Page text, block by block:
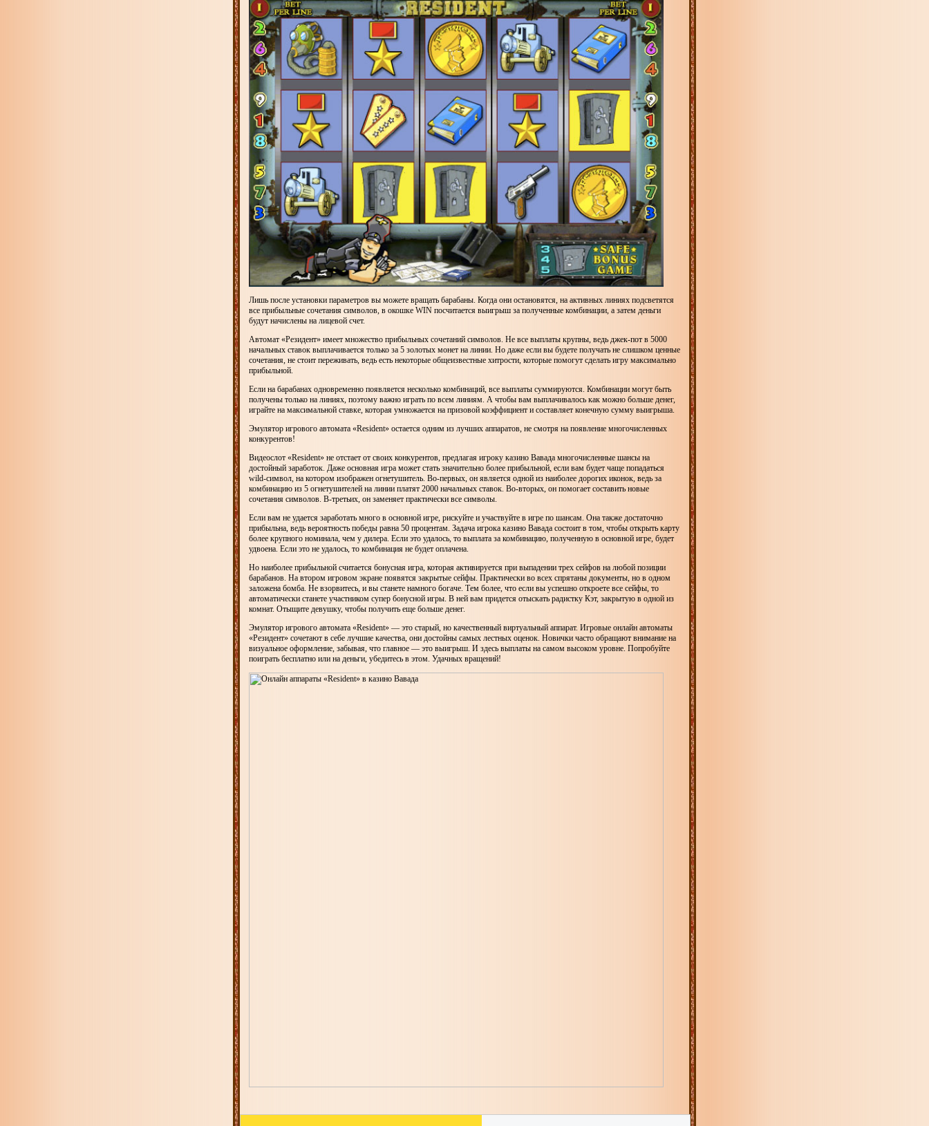
Лишь после установки параметров вы можете вращать барабаны. Когда они остановятся, на активных линиях подсветятся
все прибыльные сочетания символов, в окошке WIN посчитается выигрыш за полученные комбинации, а затем деньги
будут начислены на лицевой счет.
Автомат «Резидент» имеет множество прибыльных сочетаний символов. Не все выплаты крупны, ведь джек-пот в 5000
начальных ставок выплачивается только за 5 золотых монет на линии. Но даже если вы будете получать не слишком ценные
сочетания, не стоит переживать, ведь есть некоторые общеизвестные хитрости, которые помогут сделать игру максимально
прибыльной.
Если на барабанах одновременно появляется несколько комбинаций, все выплаты суммируются. Комбинации могут быть
получены только на линиях, поэтому важно играть по всем линиям. А чтобы вам выплачивалось как можно больше денег,
играйте на максимальной ставке, которая умножается на призовой коэффициент и составляет конечную сумму выигрыша.
Эмулятор игрового автомата «Resident» остается одним из лучших аппаратов, не смотря на появление многочисленных
конкурентов!
Видеослот «Resident» не отстает от своих конкурентов, предлагая игроку казино Вавада многочисленные шансы на
достойный заработок. Даже основная игра может стать значительно более прибыльной, если вам будет чаще попадаться
wild-символ, на котором изображен огнетушитель. Во-первых, он является одной из наиболее дорогих иконок, ведь за
комбинацию из 5 огнетушителей на линии платят 2000 начальных ставок. Во-вторых, он помогает составить новые
сочетания символов. В-третьих, он заменяет практически все символы.
Если вам не удается заработать много в основной игре, рискуйте и участвуйте в игре по шансам. Она также достаточно
прибыльна, ведь вероятность победы равна 50 процентам. Задача игрока казино Вавада состоит в том, чтобы открыть карту
более крупного номинала, чем у дилера. Если это удалось, то выплата за комбинацию, полученную в основной игре, будет
удвоена. Если это не удалось, то комбинация не будет оплачена.
Но наиболее прибыльной считается бонусная игра, которая активируется при выпадении трех сейфов на любой позиции
барабанов. На втором игровом экране появятся закрытые сейфы. Практически во всех спрятаны документы, но в одном
заложена бомба. Не взорвитесь, и вы станете намного богаче. Тем более, что если вы успешно откроете все сейфы, то
автоматически станете участником супер бонусной игры. В ней вам придется отыскать радистку Кэт, закрытую в одной из
комнат. Отыщите девушку, чтобы получить еще больше денег.
Эмулятор игрового автомата «Resident» — это старый, но качественный виртуальный аппарат. Игровые онлайн автоматы
«Резидент» сочетают в себе лучшие качества, они достойны самых лестных оценок. Новички часто обращают внимание на
визуальное оформление, забывая, что главное — это выигрыш. И здесь выплаты на самом высоком уровне. Попробуйте
поиграть бесплатно или на деньги, убедитесь в этом. Удачных вращений!